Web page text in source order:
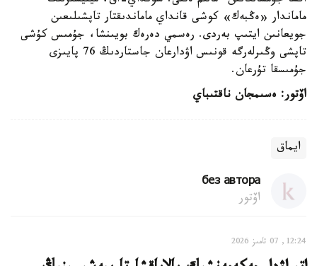
ماماندار «ەڭبەك» كوشى قانداي ماماندىقتار تاپشىلىعىن
جويعانىن ايتىپ بەردى. رەسمي دەرەك بويىنشا، جۇمىس كۇشى
تاپشى وڭىرلەرگە قونىس اۋدارعان جاستاردىڭ 76 پايىزى
جۇمىسقا تۇرعان.
اۆتور: ەسىمجان ناقتىباي
ايماق
без автора
اۆتور
12:24, 07 تامىز 2026